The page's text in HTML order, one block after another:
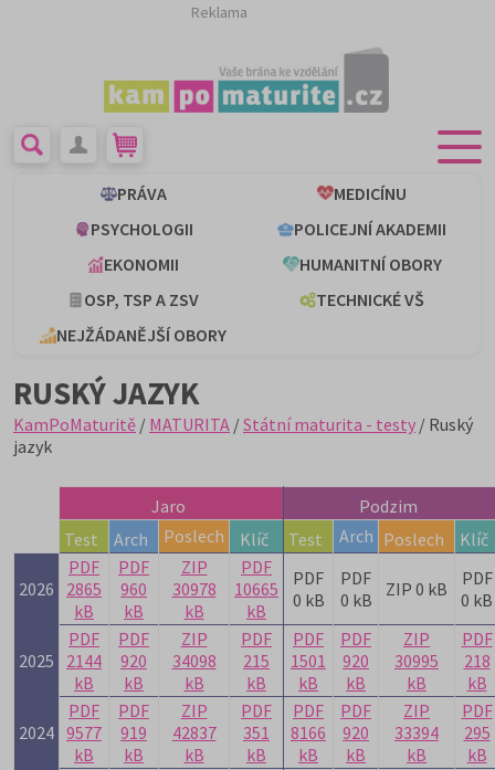
Reklama
PRÁVA
MEDICÍNU
PSYCHOLOGII
POLICEJNÍ AKADEMII
EKONOMII
HUMANITNÍ OBORY
OSP, TSP A ZSV
TECHNICKÉ VŠ
NEJŽÁDANĚJŠÍ OBORY
RUSKÝ JAZYK
KamPoMaturitě / MATURITA /Státní maturita - testy / Ruský
jazyk
Jaro
Podzim
Test
Arch Poslech Klíč Test Arch Poslech Klíč
2026
PDF
2865
kB
PDF
960
kB
ZIP
30978
kB
PDF
10665
kB
PDF
0 kB
PDF
0 kB
ZIP 0 kB
PDF
0 kB
2025
PDF
2144
kB
PDF
920
kB
ZIP
34098
kB
PDF
215
kB
PDF
1501
kB
PDF
920
kB
ZIP
30995
kB
PDF
218
kB
2024
PDF
9577
kB
PDF
919
kB
ZIP
42837
kB
PDF
351
kB
PDF
8166
kB
PDF
920
kB
ZIP
33394
kB
PDF
295
kB